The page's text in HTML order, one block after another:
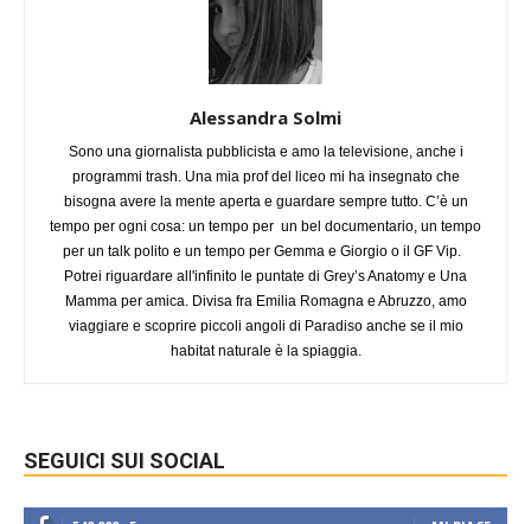
Alessandra Solmi
Sono una giornalista pubblicista e amo la televisione, anche i
programmi trash. Una mia prof del liceo mi ha insegnato che
bisogna avere la mente aperta e guardare sempre tutto. C’è un
tempo per ogni cosa: un tempo per un bel documentario, un tempo
per un talk polito e un tempo per Gemma e Giorgio o il GF Vip.
Potrei riguardare all'infinito le puntate di Grey’s Anatomy e Una
Mamma per amica. Divisa fra Emilia Romagna e Abruzzo, amo
viaggiare e scoprire piccoli angoli di Paradiso anche se il mio
habitat naturale è la spiaggia.
SEGUICI SUI SOCIAL